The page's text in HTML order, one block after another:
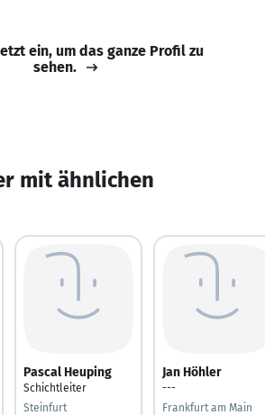
ein, um das ganze Profil zu
sehen.
mit ähnlichen
Pascal Heuping
Schichtleiter
Steinfurt
Jan Höhler
---
Frankfurt am Main